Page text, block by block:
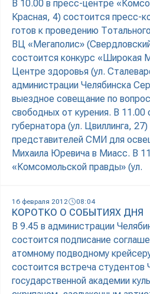
В 10.00 в пресс-центре
Красная, 4) состоится пресс-
готов к проведению
ВЦ «Мегаполис»
состоится конкурс «Широкая
Центре здоровья (ул.
администрации Челябинска
выездное совещание по
свободных от курения. В 11.00
губернатора (ул. Цвиллинга,
представителей СМИ для
Михаила Юревича в Миасс. В
«Комсомольской правды» (ул.
16 февраля 2012 08:04
КОРОТКО О СОБЫТИЯХ ДНЯ
В 9.45 в администрации
состоится подписание
атомному подводному
состоится встреча студентов
государственной академии